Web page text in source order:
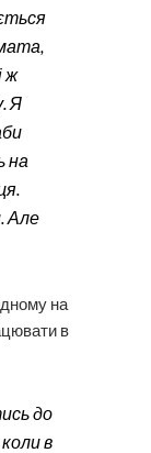
ж
Я
на
Але
на
в
до
в